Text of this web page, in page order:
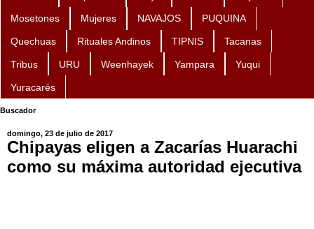
Mosetones Mujeres NAVAJOS PUQUINA
Quechuas Rituales Andinos TIPNIS Tacanas
Tribus URU Weenhayek Yampara Yuqui
Yuracarés
Buscador
domingo, 23 de julio de 2017
Chipayas eligen a Zacarías Huarachi
como su máxima autoridad ejecutiva